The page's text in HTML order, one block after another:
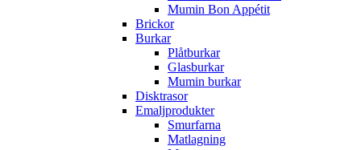
Mumin Bon Appétit
Brickor
Burkar
Plåtburkar
Glasburkar
Mumin burkar
Disktrasor
Emaljprodukter
Smurfarna
Matlagning